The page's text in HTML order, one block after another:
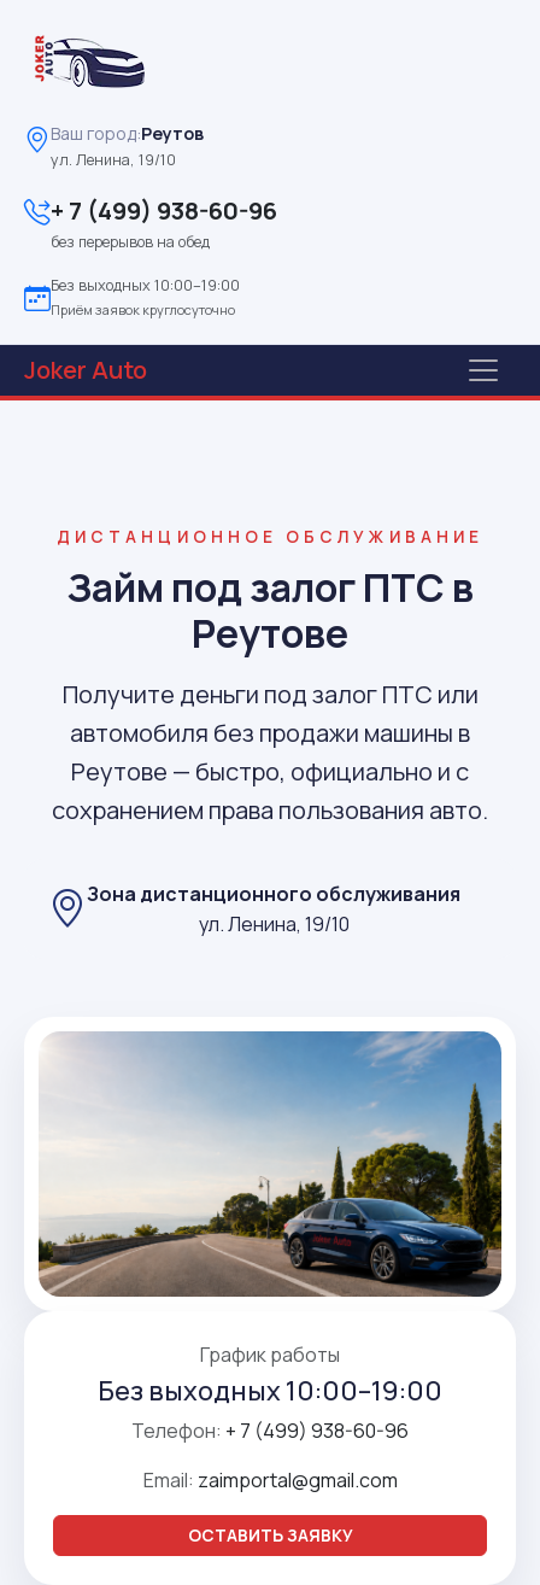
Ваш город:Реутов
ул. Ленина, 19/10
+ 7 (499) 938-60-96
без перерывов на обед
Без выходных 10:00–19:00
Приём заявок круглосуточно
JokerAuto
ДИСТАНЦИОННОЕ ОБСЛУЖИВАНИЕ
Займ под залог ПТС в
Реутове
Получите деньги под залог ПТС или
автомобиля без продажи машины в
Реутове — быстро, официально и с
сохранением права пользования авто.
Зона дистанционного обслуживания
ул. Ленина, 19/10
График работы
Без выходных 10:00–19:00
Телефон: + 7 (499) 938-60-96
Email: zaimportal@gmail.com
ОСТАВИТЬ ЗАЯВКУ